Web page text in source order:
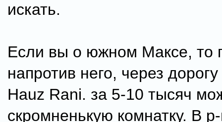
искать.
Если вы о южном Максе, то
напротив него, через
Hauz Rani. за 5-10 тысяч
скромненькую комнатку. В